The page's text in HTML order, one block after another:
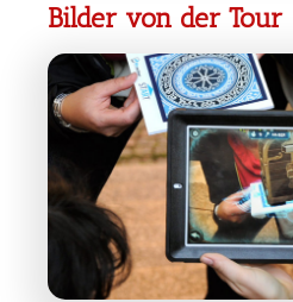
Bilder von der Tour